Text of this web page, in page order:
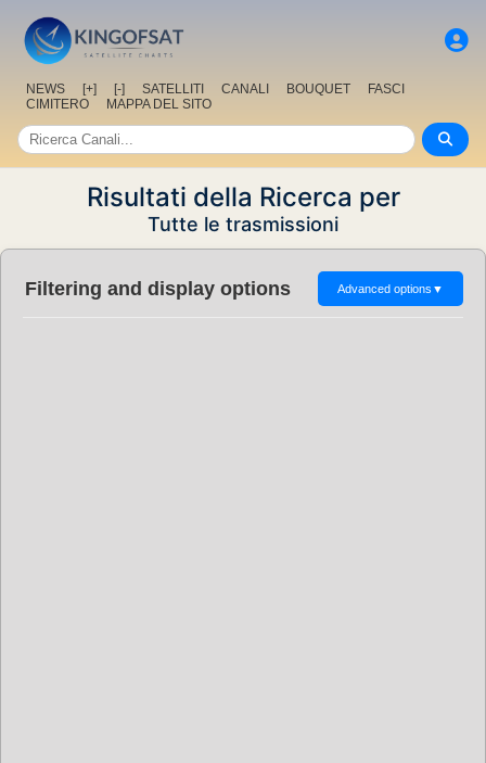
NEWS [+] [-] SATELLITI CANALI BOUQUET
FASCI
CIMITERO
MAPPA DEL SITO
Risultati della Ricerca per
Tutte le trasmissioni
Filtering and display options Advanced options ▼